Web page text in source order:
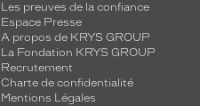
Les preuves de la confiance
Espace Presse
A propos de KRYS GROUP
La Fondation KRYS GROUP
Recrutement
Charte de confidentialité
Mentions Légales